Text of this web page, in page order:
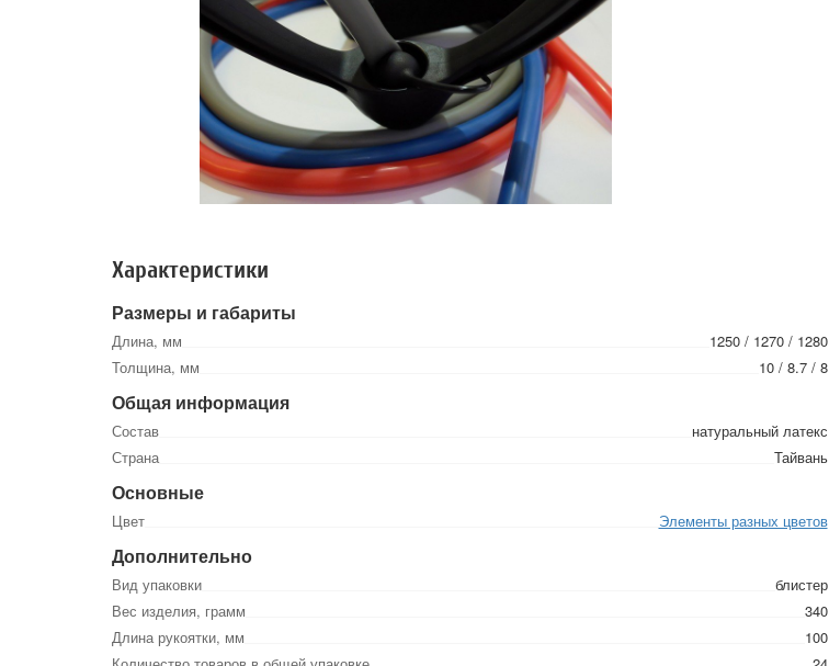
Характеристики
Размеры и габариты
Длина, мм
1250 / 1270 / 1280
Толщина, мм
10 / 8.7 / 8
Общая информация
Состав
натуральный латекс
Страна
Тайвань
Основные
Цвет Элементы разных цветов
Дополнительно
Вид упаковки
блистер
Вес изделия, грамм
340
Длина рукоятки, мм
100